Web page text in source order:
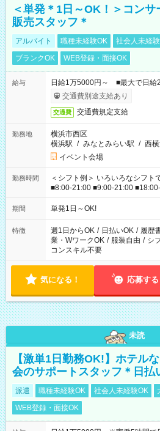
＜単発＊1日～OK！＞コン
販売スタッフ＊
アルバイト 職種未経験OK 社会人未経
ブランクOK
WEB登録・面接OK
給与
日給1万5000円～ ■最大で日給
交通費別途支給あり
交通費 交通費規定支給
勤務地
横浜市西区
横浜駅 / みなとみらい駅 / 西
イベント会場
勤務時間
＜シフト例＞ いろいろなシフト
■8:00-21:00 ■9:00-21:00
期間 単発1日～OK!
特徴 週1日からOK / 日払いOK / 履歴
業・WワークOK / 服装自由 / シ
コンスキル不要
気になる！ 応募する
未読
【激単1日勤務OK!】ホテル
会のサポートスタッフ＊日払
派遣 職種未経験OK 社会人未経験OK
WEB登録・面接OK